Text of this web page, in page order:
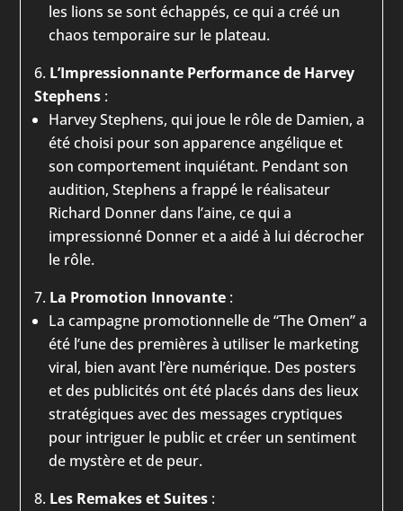
les lions se sont échappés, ce qui a créé un
chaos temporaire sur le plateau.
L’Impressionnante Performance de Harvey
Stephens :
Harvey Stephens, qui joue le rôle de Damien, a
été choisi pour son apparence angélique et
son comportement inquiétant. Pendant son
audition, Stephens a frappé le réalisateur
Richard Donner dans l’aine, ce qui a
impressionné Donner et a aidé à lui décrocher
le rôle.
La Promotion Innovante :
La campagne promotionnelle de “The Omen” a
été l’une des premières à utiliser le marketing
viral, bien avant l’ère numérique. Des posters
et des publicités ont été placés dans des lieux
stratégiques avec des messages cryptiques
pour intriguer le public et créer un sentiment
de mystère et de peur.
Les Remakes et Suites :